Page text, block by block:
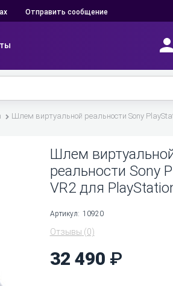
Отправить сообщение
Шлем виртуальной реальности Sony
Шлем
реальности Sony
VR2 для
Артикул: 10920
Отзывы (0)
32 490